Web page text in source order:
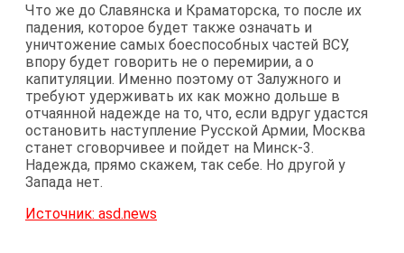
Что же до Славянска и Краматорска, то после их
падения, которое будет также означать и
уничтожение самых боеспособных частей ВСУ,
впору будет говорить не о перемирии, а о
капитуляции. Именно поэтому от Залужного и
требуют удерживать их как можно дольше в
отчаянной надежде на то, что, если вдруг удастся
остановить наступление Русской Армии, Москва
станет сговорчивее и пойдет на Минск-3.
Надежда, прямо скажем, так себе. Но другой у
Запада нет.
Источник: asd.news